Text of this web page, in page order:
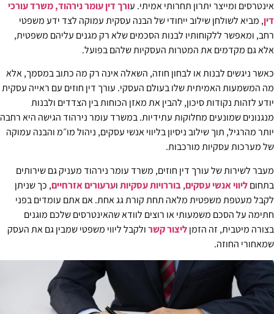
אינטרסים ומייצר יתרון תחרותי אמיתי. עורך דין עומר נירהוד, משרד עורכי
דין, מביא לשולחן שילוב ייחודי של הבנה עסקית עמוקה לצד ידע משפטי
רחב, ומאפשר ללקוחותיו לבנות הסכמים שלא רק מגנים עליהם משפטית,
אלא גם מקדמים את המטרות העסקיות שלהם בפועל.
כאשר ניגשים לבנות או לבחון חוזה, השאלה אינה רק מה כתוב במסמך, אלא
מה המשמעות האמיתית שלו בעולם העסקי. עורך דין חוזים עם ראייה עסקית
יודע לזהות נקודות סיכון, להבין את מאזן הכוחות בין הצדדים ולבנות
מנגנונים שמונעים מחלוקות עתידיות. במשרד עומר נירהוד הגישה היא רחבה
יותר מהרגיל, תוך שילוב ניסיון בליווי אנשי עסקים, ניהול מו״מ והבנה עמוקה
של מערכות עסקיות מורכבות.
מעבר לשירות של עורך דין חוזים, משרד עומר נירהוד מעניק גם שירותים
בתחוםליווי אנשי עסקים,בוררויות עסקיותוערעורים אזרחיים, כך שניתן
לקבל מעטפת משפטית מלאה תחת קורת גג אחת. אם אתם עומדים בפני
חתימה על הסכם משמעותי או רוצים לוודא שהאינטרסים שלכם מוגנים
בצורה מיטבית, זה הזמןליצור קשרולקבל ליווי משפטי שמבין גם את העסק
שמאחורי החוזה.